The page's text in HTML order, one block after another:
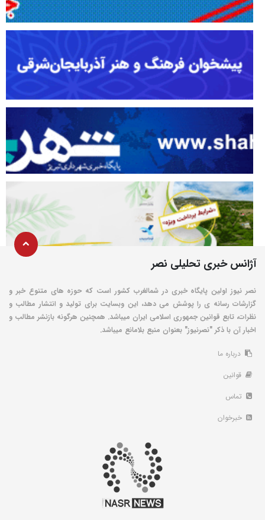
آژانس خبری تحلیلی نصر
نصر نیوز اولین پایگاه خبری در شمالغرب کشور است که حوزه های متنوع خبر و
گزارشات رسانه ی را پوشش می دهد، این وبسایت برای تولید و انتشار مطالب و
نظرات، تابع قوانین جمهوری اسلامی ایران میباشد. همچنین هرگونه بازنشر مطالب و
اخبار آن با ذکر "نصرنیوز" بعنوان منبع بلامانع میباشد.
درباره ما
قوانین
تماس
خبرخوان